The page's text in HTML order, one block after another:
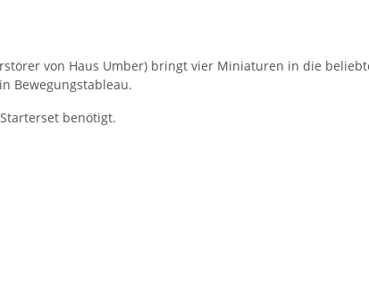
von Haus Umber) bringt vier Miniaturen in die
Bewegungstableau.
benötigt.